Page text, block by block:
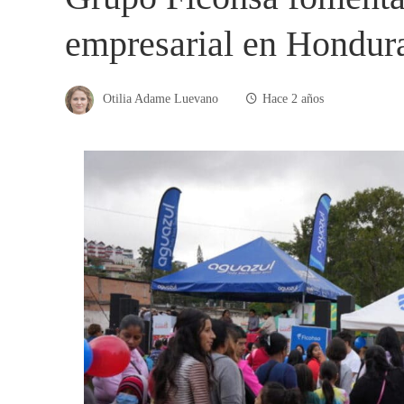
empresarial en
Otilia Adame Luevano Hace 2 años